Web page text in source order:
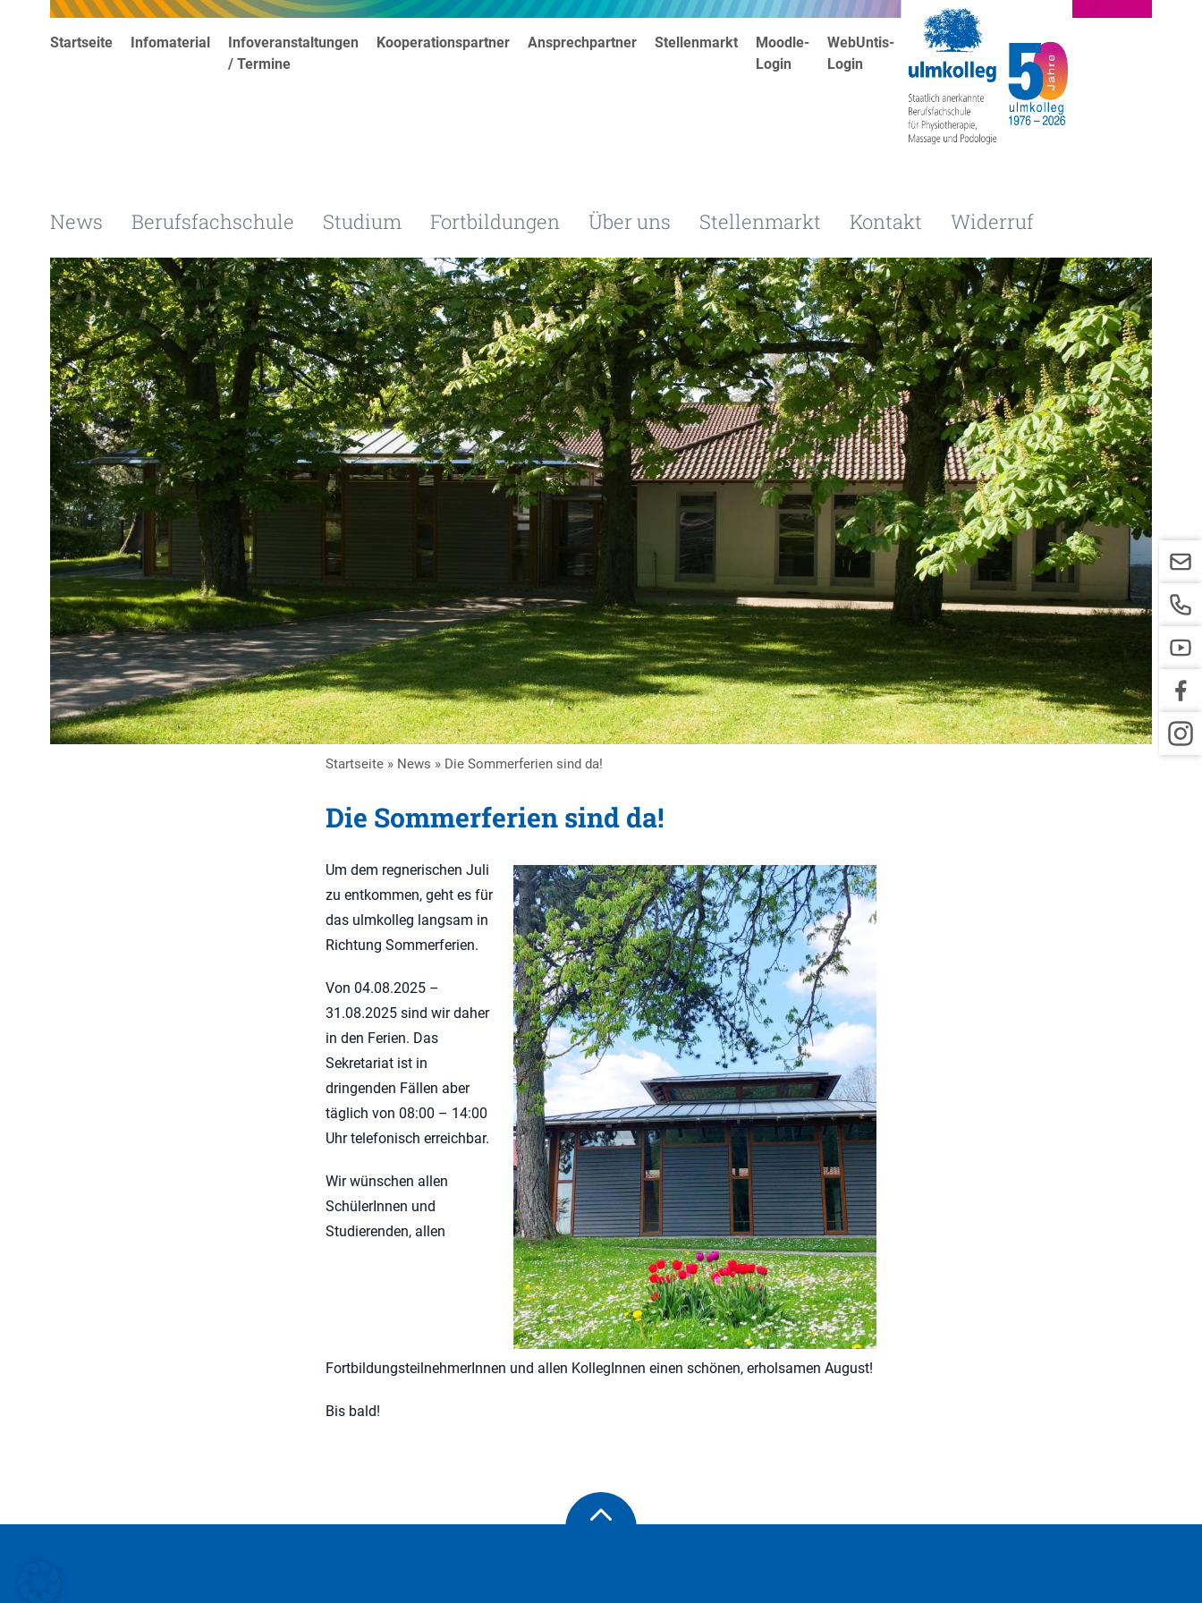
Startseite Infomaterial
Infoveranstaltungen
/ Termine
Kooperationspartner Ansprechpartner Stellenmarkt
Moodle-
Login
WebUntis-
Login
News Berufsfachschule Studium Fortbildungen Über uns Stellenmarkt Kontakt Widerruf
Startseite » News » Die Sommerferien sind da!
Die Sommerferien sind da!
Um dem regnerischen Juli
zu entkommen, geht es für
das ulmkolleg langsam in
Richtung Sommerferien.
Von 04.08.2025 –
31.08.2025 sind wir daher
in den Ferien. Das
Sekretariat ist in
dringenden Fällen aber
täglich von 08:00 – 14:00
Uhr telefonisch erreichbar.
Wir wünschen allen
SchülerInnen und
Studierenden, allen
FortbildungsteilnehmerInnen und allen KollegInnen einen schönen, erholsamen August!
Bis bald!